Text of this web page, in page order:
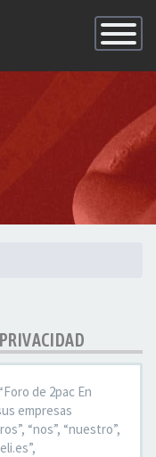
de
de 2pac En
empresas
“nos”, “nuestro”,